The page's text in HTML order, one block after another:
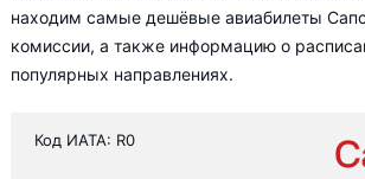
находим самые дешёвые авиабилеты
комиссии, а также информацию о
популярных направлениях.
Код ИАТА: R0